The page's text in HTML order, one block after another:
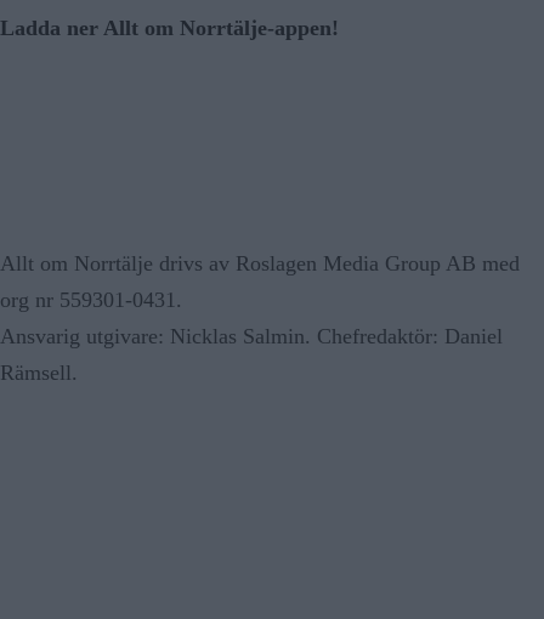
Ladda ner Allt om Norrtälje-appen!
Allt om Norrtälje drivs av Roslagen Media Group AB med
org nr 559301-0431.
Ansvarig utgivare: Nicklas Salmin. Chefredaktör: Daniel
Rämsell.